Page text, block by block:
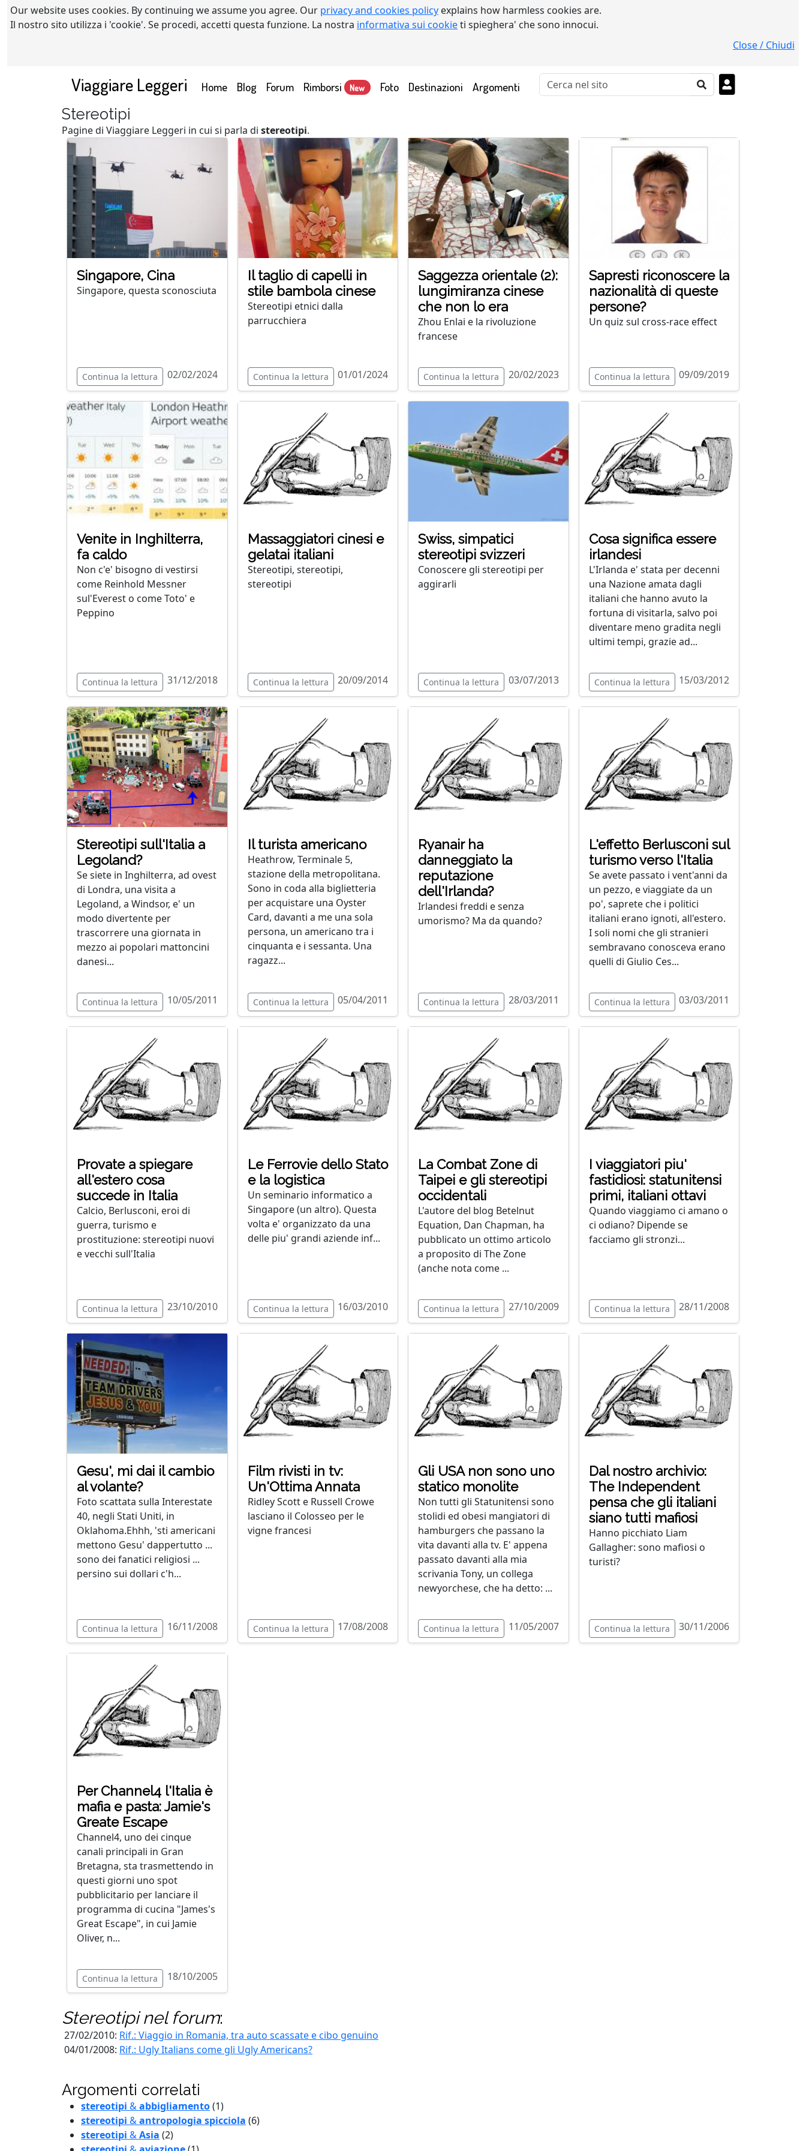
Our website uses cookies. By continuing we assume you agree. Our privacy and cookies policy explains how harmless cookies are.
Il nostro sito utilizza i 'cookie'. Se procedi, accetti questa funzione. La nostra informativa sui cookieti spieghera' che sono innocui.
Close / Chiudi
Viaggiare Leggeri Home(current)
Blog Forum Rimborsi New Foto Destinazioni Argomenti
Stereotipi
Pagine di Viaggiare Leggeri in cui si parla di stereotipi.
Singapore, Cina
Singapore, questa sconosciuta
Continua la lettura 02/02/2024
Il taglio di capelli in
stile bambola cinese
Stereotipi etnici dalla
parrucchiera
Continua la lettura 01/01/2024
Saggezza orientale (2):
lungimiranza cinese
che non lo era
Zhou Enlai e la rivoluzione
francese
Continua la lettura 20/02/2023
Sapresti riconoscere la
nazionalità di queste
persone?
Un quiz sul cross-race effect
Continua la lettura 09/09/2019
Venite in Inghilterra,
fa caldo
Non c'e' bisogno di vestirsi
come Reinhold Messner
sul'Everest o come Toto' e
Peppino
Continua la lettura 31/12/2018
Massaggiatori cinesi e
gelatai italiani
Stereotipi, stereotipi,
stereotipi
Continua la lettura 20/09/2014
Swiss, simpatici
stereotipi svizzeri
Conoscere gli stereotipi per
aggirarli
Continua la lettura 03/07/2013
Cosa significa essere
irlandesi
L'Irlanda e' stata per decenni
una Nazione amata dagli
italiani che hanno avuto la
fortuna di visitarla, salvo poi
diventare meno gradita negli
ultimi tempi, grazie ad...
Continua la lettura 15/03/2012
Stereotipi sull'Italia a
Legoland?
Se siete in Inghilterra, ad ovest
di Londra, una visita a
Legoland, a Windsor, e' un
modo divertente per
trascorrere una giornata in
mezzo ai popolari mattoncini
danesi...
Continua la lettura 10/05/2011
Il turista americano
Heathrow, Terminale 5,
stazione della metropolitana.
Sono in coda alla biglietteria
per acquistare una Oyster
Card, davanti a me una sola
persona, un americano tra i
cinquanta e i sessanta. Una
ragazz...
Continua la lettura 05/04/2011
Ryanair ha
danneggiato la
reputazione
dell'Irlanda?
Irlandesi freddi e senza
umorismo? Ma da quando?
Continua la lettura 28/03/2011
L'effetto Berlusconi sul
turismo verso l'Italia
Se avete passato i vent'anni da
un pezzo, e viaggiate da un
po', saprete che i politici
italiani erano ignoti, all'estero.
I soli nomi che gli stranieri
sembravano conosceva erano
quelli di Giulio Ces...
Continua la lettura 03/03/2011
Provate a spiegare
all'estero cosa
succede in Italia
Calcio, Berlusconi, eroi di
guerra, turismo e
prostituzione: stereotipi nuovi
e vecchi sull'Italia
Continua la lettura 23/10/2010
Le Ferrovie dello Stato
e la logistica
Un seminario informatico a
Singapore (un altro). Questa
volta e' organizzato da una
delle piu' grandi aziende inf...
Continua la lettura 16/03/2010
La Combat Zone di
Taipei e gli stereotipi
occidentali
L'autore del blog Betelnut
Equation, Dan Chapman, ha
pubblicato un ottimo articolo
a proposito di The Zone
(anche nota come ...
Continua la lettura 27/10/2009
I viaggiatori piu'
fastidiosi: statunitensi
primi, italiani ottavi
Quando viaggiamo ci amano o
ci odiano? Dipende se
facciamo gli stronzi...
Continua la lettura 28/11/2008
Gesu', mi dai il cambio
al volante?
Foto scattata sulla Interestate
40, negli Stati Uniti, in
Oklahoma.Ehhh, 'sti americani
mettono Gesu' dappertutto ...
sono dei fanatici religiosi ...
persino sui dollari c'h...
Continua la lettura 16/11/2008
Film rivisti in tv:
Un'Ottima Annata
Ridley Scott e Russell Crowe
lasciano il Colosseo per le
vigne francesi
Continua la lettura 17/08/2008
Gli USA non sono uno
statico monolite
Non tutti gli Statunitensi sono
stolidi ed obesi mangiatori di
hamburgers che passano la
vita davanti alla tv. E' appena
passato davanti alla mia
scrivania Tony, un collega
newyorchese, che ha detto: ...
Continua la lettura 11/05/2007
Dal nostro archivio:
The Independent
pensa che gli italiani
siano tutti mafiosi
Hanno picchiato Liam
Gallagher: sono mafiosi o
turisti?
Continua la lettura 30/11/2006
Per Channel4 l'Italia è
mafia e pasta: Jamie's
Greate Escape
Channel4, uno dei cinque
canali principali in Gran
Bretagna, sta trasmettendo in
questi giorni uno spot
pubblicitario per lanciare il
programma di cucina "James's
Great Escape", in cui Jamie
Oliver, n...
Continua la lettura 18/10/2005
Stereotipinel forum:
27/02/2010: Rif.: Viaggio in Romania, tra auto scassate e cibo genuino
04/01/2008: Rif.: Ugly Italians come gli Ugly Americans?
Argomenti correlati
stereotipi &abbigliamento(1)
stereotipi &antropologia spicciola (6)
stereotipi &Asia (2)